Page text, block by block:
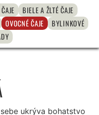
BIELE A ŽLTÉ ČAJE
OVOCNÉ ČAJE
BYLINKOVÉ
ukrýva bohatstvo